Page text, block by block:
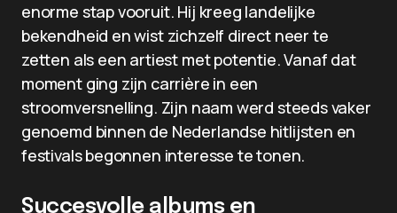
enorme stap vooruit. Hij kreeg landelijke
bekendheid en wist zichzelf direct neer te
zetten als een artiest met potentie. Vanaf dat
moment ging zijn carrière in een
stroomversnelling. Zijn naam werd steeds vaker
genoemd binnen de Nederlandse hitlijsten en
festivals begonnen interesse te tonen.
Succesvolle albums en